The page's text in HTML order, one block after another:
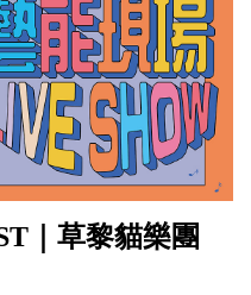
｜草黎貓樂團